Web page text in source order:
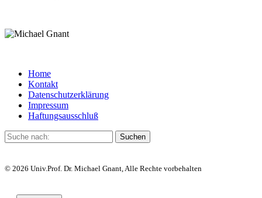
Home
Kontakt
Datenschutzerklärung
Impressum
Haftungsausschluß
© 2026 Univ.Prof. Dr. Michael Gnant, Alle Rechte vorbehalten